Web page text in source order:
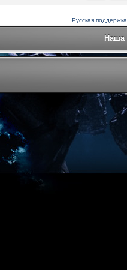
Русская
Наша